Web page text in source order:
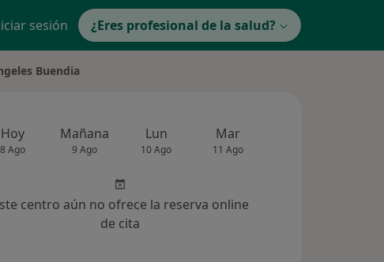
sesión ¿Eres profesional de la salud?
Buendia
Hoy
8 Ago
Mañana
9 Ago
Lun
10 Ago
Mar
11 Ago
centro aún no ofrece la reserva online
de cita